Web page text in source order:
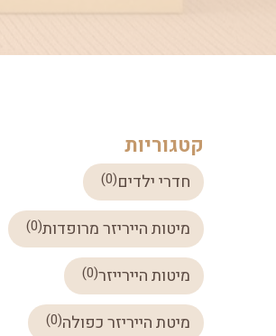
קטגוריות
חדרי ילדים(
0
)
מיטות הייריזר מרופדות(
0
)
מיטות היירייזר(
0
)
מיטת הייריזר כפולה(
0
)